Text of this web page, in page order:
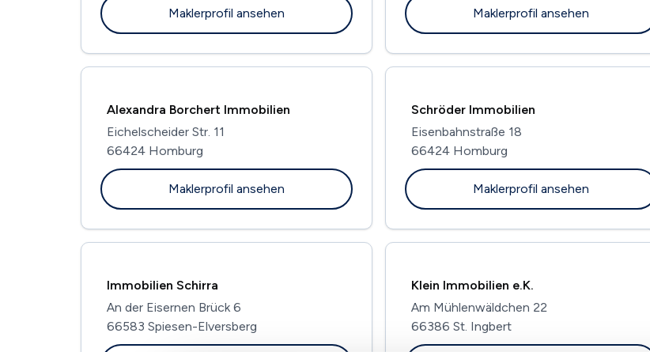
Maklerprofil ansehen Maklerprofil ansehen
Alexandra Borchert Immobilien
Eichelscheider Str. 11
66424 Homburg
Maklerprofil ansehen
Schröder Immobilien
Eisenbahnstraße 18
66424 Homburg
Maklerprofil ansehen
Immobilien Schirra
An der Eisernen Brück 6
66583 Spiesen-Elversberg
Klein Immobilien e.K.
Am Mühlenwäldchen 22
66386 St. Ingbert